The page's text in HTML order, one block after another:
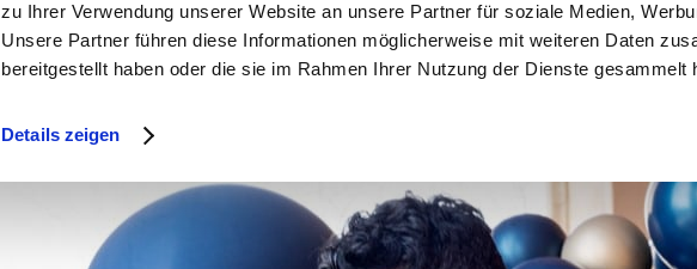
zu Ihrer Verwendung unserer Website an unsere Partner für soziale Medien,
Unsere Partner führen diese Informationen möglicherweise mit weiteren Daten
bereitgestellt haben oder die sie im Rahmen Ihrer Nutzung der Dienste gesammelt
Details zeigen
FULL SERVICE